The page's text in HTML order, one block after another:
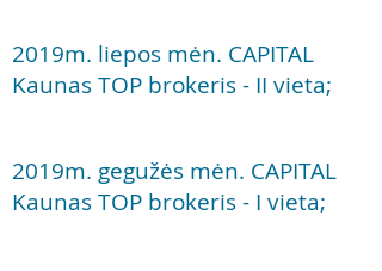
2019m. liepos mėn. CAPITAL
Kaunas TOP brokeris - II vieta;
2019m. gegužės mėn. CAPITAL
Kaunas TOP brokeris - I vieta;